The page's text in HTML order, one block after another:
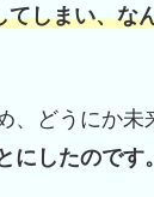
しまい、な
、どうにか未
したのです。